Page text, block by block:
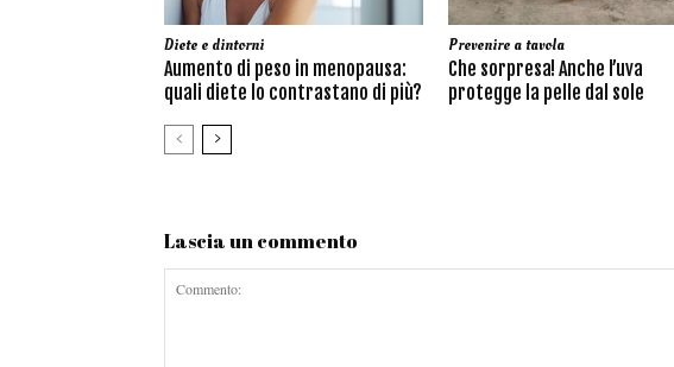
Diete e dintorni
Aumento di peso in menopausa:
quali diete lo contrastano di più?
Prevenire a tavola
Che sorpresa! Anche l’uva
protegge la pelle dal sole
Lascia un commento